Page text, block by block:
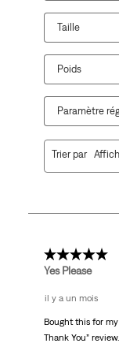
formulaire
de
soumission.
Taille
Poids
Paramètre
4
Trier par
5 étoile(s) sur
Yes Please
il y a un mois
Bought this for
Thank You”